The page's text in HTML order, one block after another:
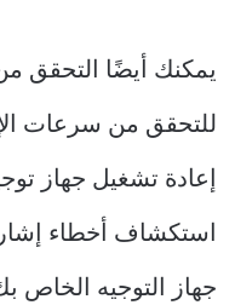
للتحقق من سرعات
جهاز التوجيه الخاص